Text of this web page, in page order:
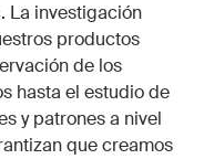
La investigación
productos
de los
hasta el estudio de
y patrones a nivel
que creamos